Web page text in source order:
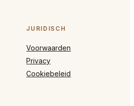
JURIDISCH
Voorwaarden
Privacy
Cookiebeleid